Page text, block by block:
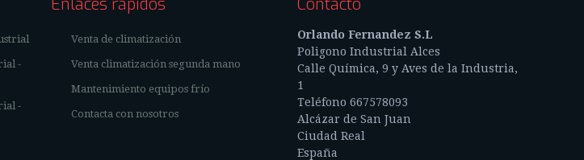
-
-
Enlaces rápidos
Venta de climatización
Venta climatización segunda mano
Mantenimiento equipos frío
Contacta con nosotros
Contacto
Orlando Fernandez S.L
Poligono Industrial Alces
Calle Química, 9 y Aves de la Industria,
1
Teléfono 667578093
Alcázar de San Juan
Ciudad Real
España